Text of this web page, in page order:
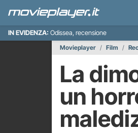
IN EVIDENZA: Odissea, recensione
Movieplayer
Film
La
un